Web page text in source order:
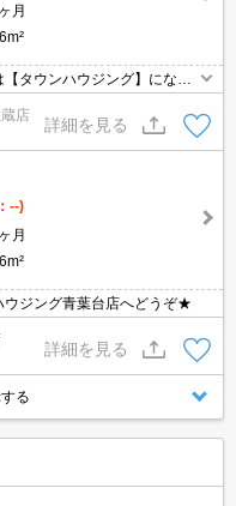
月
タウンハウジング】になり
店
詳細を見る
--)
月
ジング青葉台店へどうぞ★
詳細を見る
る